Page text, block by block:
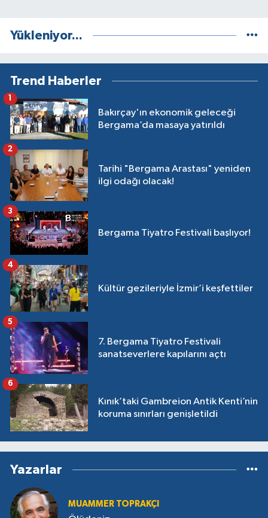
Yükleniyor...
Trend Haberler
Bakırçay'ın ekonomik geleceği
Bergama’da masaya yatırıldı
Tarihi "Bergama Arastası" yeniden
ilgi odağı olacak!
2
Bergama Tiyatro Festivali başlıyor!
3
Kültür gezileriyle İzmir’i keşfettiler
4
7. Bergama Tiyatro Festivali
sanatseverlere kapılarını açtı
5
Kınık’taki Gambreion Antik Kenti’nin
koruma sınırları genişletildi
6
Yazarlar
MUAMMER TOPRAKÇI